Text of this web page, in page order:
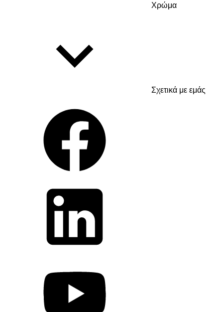
Χρώμα
Σχετικά με εμάς